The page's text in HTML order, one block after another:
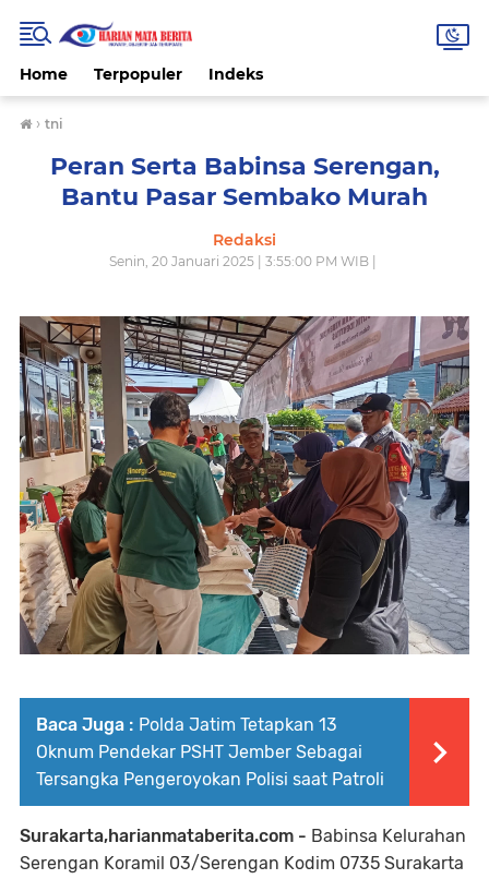
Home Terpopuler Indeks
› tni
Peran Serta Babinsa Serengan,
Bantu Pasar Sembako Murah
Redaksi
Senin, 20 Januari 2025 | 3:55:00 PM WIB |
Baca Juga : Polda Jatim Tetapkan 13
Oknum Pendekar PSHT Jember Sebagai
Tersangka Pengeroyokan Polisi saat Patroli
Surakarta,harianmataberita.com - Babinsa Kelurahan
Serengan Koramil 03/Serengan Kodim 0735 Surakarta